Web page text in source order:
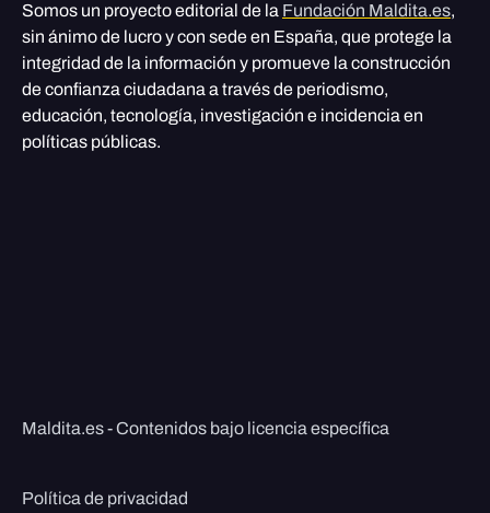
Somos un proyecto editorial de la Fundación Maldita.es,
sin ánimo de lucro y con sede en España, que protege la
integridad de la información y promueve la construcción
de confianza ciudadana a través de periodismo,
educación, tecnología, investigación e incidencia en
políticas públicas.
Maldita.es - Contenidos bajo licencia específica
Política de privacidad